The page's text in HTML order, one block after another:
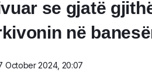
se gjatë
në
October 2024, 20:07